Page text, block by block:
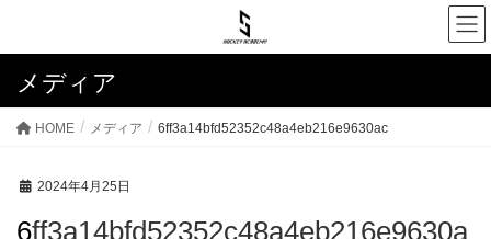
メディア
HOME メディア 6ff3a14bfd52352c48a4eb216e9630ac
2024年4月25日
6ff3a14bfd52352c48a4eb216e9630a